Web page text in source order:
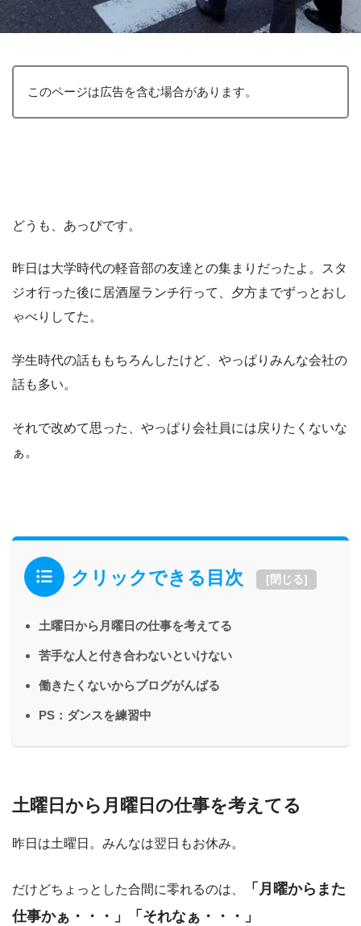
このページは広告を含む場合があります。
どうも、あっぴです。
昨日は大学時代の軽音部の友達との集まりだったよ。スタ
ジオ行った後に居酒屋ランチ行って、夕方までずっとおし
ゃべりしてた。
学生時代の話ももちろんしたけど、やっぱりみんな会社の
話も多い。
それで改めて思った、やっぱり会社員には戻りたくないな
ぁ。
クリックできる目次 [閉じる]
土曜日から月曜日の仕事を考えてる
苦手な人と付き合わないといけない
働きたくないからブログがんばる
PS：ダンスを練習中
土曜日から月曜日の仕事を考えてる
昨日は土曜日。みんなは翌日もお休み。
だけどちょっとした合間に零れるのは、
「月曜からまた
仕事かぁ・・・」「それなぁ・・・」